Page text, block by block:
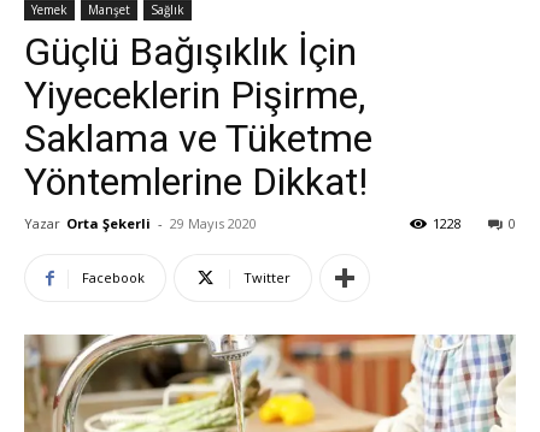
Yemek Manşet Sağlık
Güçlü Bağışıklık İçin
Yiyeceklerin Pişirme,
Saklama ve Tüketme
Yöntemlerine Dikkat!
Yazar Orta Şekerli - 29 Mayıs 2020 0
1228
Facebook Twitter